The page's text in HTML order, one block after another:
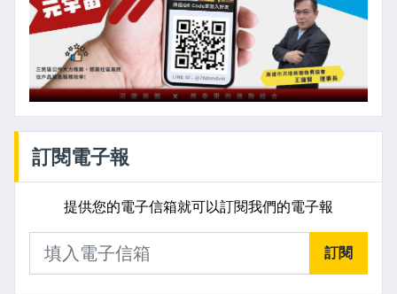
訂閱電子報
提供您的電子信箱就可以訂閱我們的電子報
訂閱